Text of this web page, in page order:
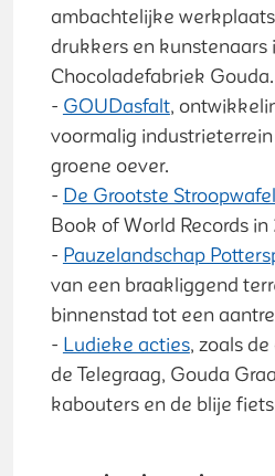
ambachtelijke
drukkers en kunstenaars
Chocoladefabriek Gouda.
- GOUDasfalt,
voormalig
groene oever.
- De Grootste
Book of World Records in
- Pauzelandschap
van een braakliggend
binnenstad tot een
- Ludieke acties, zoals
de Telegraag, Gouda
kabouters en de blije